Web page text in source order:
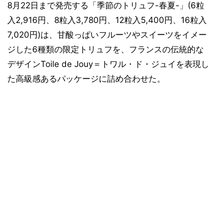
8月22日まで発売する「季節のトリュフ-春夏-」(6粒
入2,916円、8粒入3,780円、12粒入5,400円、16粒入
7,020円)は、甘酸っぱいフルーツやスイーツをイメー
ジした6種類の限定トリュフを、フランスの伝統的な
デザインToile de Jouy＝トワル・ド・ジュイを表現し
た高級感あるパッケージに詰め合わせた。